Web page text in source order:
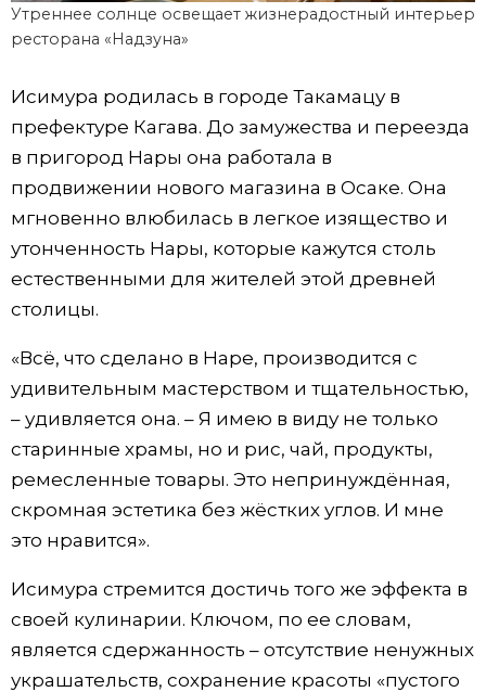
Утреннее солнце освещает жизнерадостный интерьер
ресторана «Надзуна»
Исимура родилась в городе Такамацу в
префектуре Кагава. До замужества и переезда
в пригород Нары она работала в
продвижении нового магазина в Осаке. Она
мгновенно влюбилась в легкое изящество и
утонченность Нары, которые кажутся столь
естественными для жителей этой древней
столицы.
«Всё, что сделано в Наре, производится с
удивительным мастерством и тщательностью,
– удивляется она. – Я имею в виду не только
старинные храмы, но и рис, чай, продукты,
ремесленные товары. Это непринуждённая,
скромная эстетика без жёстких углов. И мне
это нравится».
Исимура стремится достичь того же эффекта в
своей кулинарии. Ключом, по ее словам,
является сдержанность – отсутствие ненужных
украшательств, сохранение красоты «пустого